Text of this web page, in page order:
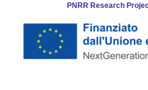
PNRR Research